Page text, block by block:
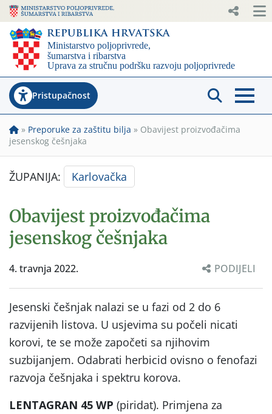
Pristupačnost
» Preporuke za zaštitu bilja » Obavijest proizvođačima
jesenskog češnjaka
ŽUPANIJA: Karlovačka
Obavijest proizvođačima
jesenskog češnjaka
4. travnja 2022. PODIJELI
Jesenski češnjak nalazi se u fazi od 2 do 6
razvijenih listova. U usjevima su počeli nicati
korovi, te se može započeti sa njihovim
suzbijanjem. Odabrati herbicid ovisno o fenofazi
razvoja češnjaka i spektru korova.
LENTAGRAN 45 WP (piridat). Primjena za